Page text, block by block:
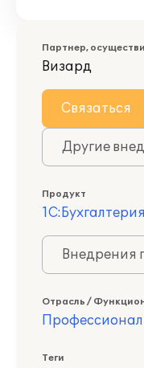
Партнер,
Визард
Связаться
Другие
Продукт
Внедрения
Отрасль /
Теги